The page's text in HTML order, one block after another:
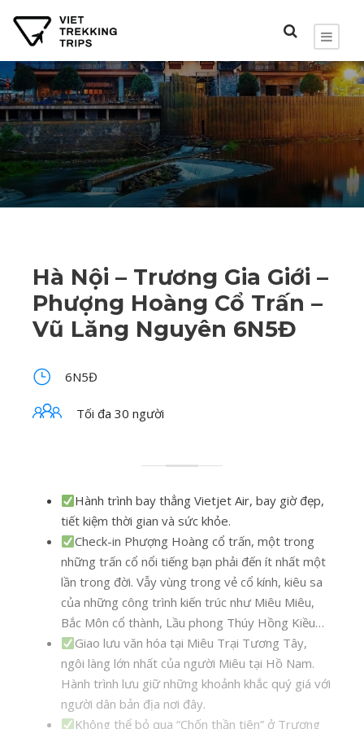
Hà Nội – Trương Gia Giới –
Phượng Hoàng Cổ Trấn –
Vũ Lăng Nguyên 6N5Đ
6N5Đ
Tối đa 30 người
Hành trình bay thẳng Vietjet Air, bay giờ đẹp,
tiết kiệm thời gian và sức khỏe.
Check-in Phượng Hoàng cổ trấn, một trong
những trấn cổ nổi tiếng bạn phải đến ít nhất một
lần trong đời. Vẫy vùng trong vẻ cổ kính, kiêu sa
của những công trình kiến trúc như Miêu Miêu,
Bắc Môn cổ thành, Lầu phong Thúy Hồng Kiều…
Giao lưu văn hóa tại Miêu Trại Tương Tây,
ngôi làng lớn nhất của người Miêu tại Hồ Nam.
Hành trình lưu giữ những khoảnh khắc quý giá với
người dân bản địa nơi đây.
Không thể bỏ qua “Chốn thần tiên” ở Trương